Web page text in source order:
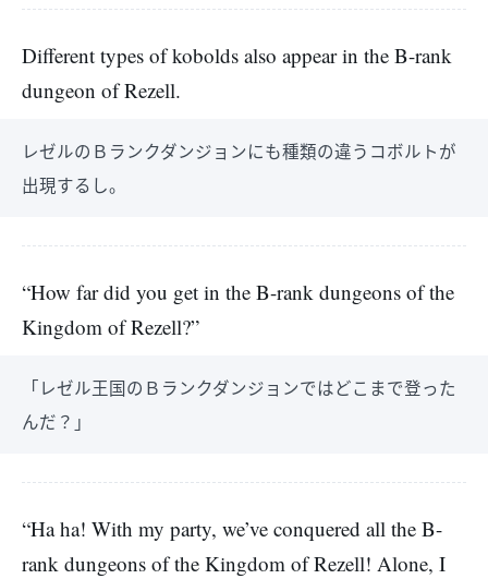
Different types of kobolds also appear in the B-rank
dungeon of Rezell.
レゼルのＢランクダンジョンにも種類の違うコボルトが
出現するし。
“How far did you get in the B-rank dungeons of the
Kingdom of Rezell?”
「レゼル王国のＢランクダンジョンではどこまで登った
んだ？」
“Ha ha! With my party, we’ve conquered all the B-
rank dungeons of the Kingdom of Rezell! Alone, I